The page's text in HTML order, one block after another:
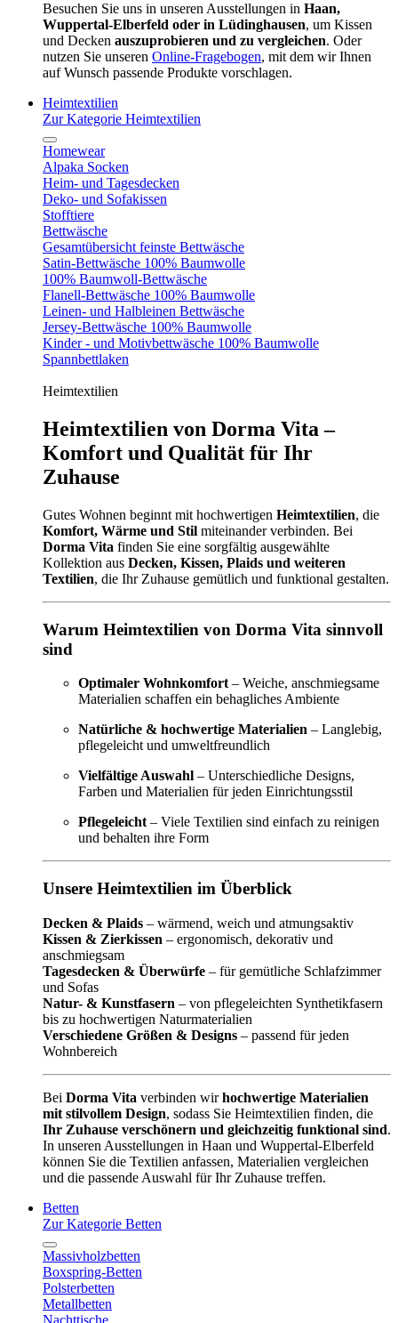
Besuchen Sie uns in unseren Ausstellungen in Haan,
Wuppertal-Elberfeld oder in Lüdinghausen, um Kissen
und Decken auszuprobieren und zu vergleichen. Oder
nutzen Sie unseren Online-Fragebogen, mit dem wir Ihnen
auf Wunsch passende Produkte vorschlagen.
Heimtextilien
Zur Kategorie Heimtextilien
Homewear
Alpaka Socken
Heim- und Tagesdecken
Deko- und Sofakissen
Stofftiere
Bettwäsche
Gesamtübersicht feinste Bettwäsche
Satin-Bettwäsche 100% Baumwolle
100% Baumwoll-Bettwäsche
Flanell-Bettwäsche 100% Baumwolle
Leinen- und Halbleinen Bettwäsche
Jersey-Bettwäsche 100% Baumwolle
Kinder - und Motivbettwäsche 100% Baumwolle
Spannbettlaken
Heimtextilien
Heimtextilien von Dorma Vita –
Komfort und Qualität für Ihr
Zuhause
Gutes Wohnen beginnt mit hochwertigen Heimtextilien, die
Komfort, Wärme und Stil miteinander verbinden. Bei
Dorma Vita finden Sie eine sorgfältig ausgewählte
Kollektion aus Decken, Kissen, Plaids und weiteren
Textilien, die Ihr Zuhause gemütlich und funktional gestalten.
Warum Heimtextilien von Dorma Vita sinnvoll
sind
Optimaler Wohnkomfort – Weiche, anschmiegsame
Materialien schaffen ein behagliches Ambiente
Natürliche & hochwertige Materialien – Langlebig,
pflegeleicht und umweltfreundlich
Vielfältige Auswahl – Unterschiedliche Designs,
Farben und Materialien für jeden Einrichtungsstil
Pflegeleicht – Viele Textilien sind einfach zu reinigen
und behalten ihre Form
Unsere Heimtextilien im Überblick
Decken & Plaids – wärmend, weich und atmungsaktiv
Kissen & Zierkissen – ergonomisch, dekorativ und
anschmiegsam
Tagesdecken & Überwürfe – für gemütliche Schlafzimmer
und Sofas
Natur- & Kunstfasern – von pflegeleichten Synthetikfasern
bis zu hochwertigen Naturmaterialien
Verschiedene Größen & Designs – passend für jeden
Wohnbereich
Bei Dorma Vita verbinden wirhochwertige Materialien
mit stilvollem Design, sodass Sie Heimtextilien finden, die
Ihr Zuhause verschönern und gleichzeitig funktional sind.
In unseren Ausstellungen in Haan und Wuppertal-Elberfeld
können Sie die Textilien anfassen, Materialien vergleichen
und die passende Auswahl für Ihr Zuhause treffen.
Betten
Zur Kategorie Betten
Massivholzbetten
Boxspring-Betten
Polsterbetten
Metallbetten
Nachttische